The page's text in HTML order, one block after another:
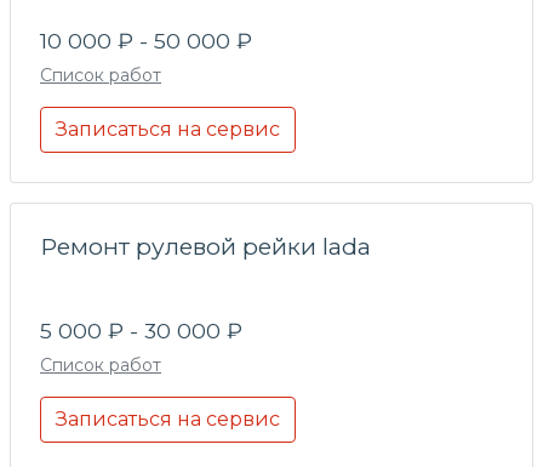
10 000 ₽ - 50 000 ₽
Список работ
Записаться на сервис
Ремонт рулевой рейки lada
5 000 ₽ - 30 000 ₽
Список работ
Записаться на сервис